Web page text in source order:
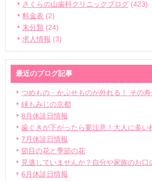
さくらの山歯科クリニックブログ (423)
料金表 (2)
未分類 (24)
求人情報 (3)
最近のブログ記事
つめもの・かぶせものが外れる！ その寿
緑もみじの京都
8月休診日情報
歯ぐきが下がったら要注意！大人に多い
7月休診日情報
節目の花と季節の花
見逃していませんか？自分や家族のお口
6月休診日情報